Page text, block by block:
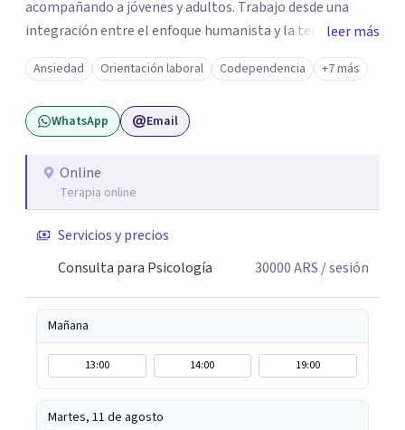
acompañando a jóvenes y adultos. Trabajo desde una
integración entre el enfoque humanista y la terapia
cognitivo-conductual (TCC), combinando una escucha
profunda, empática y sin juicios, con herramientas con
herramientas psicológicas que ayudan a reconocer
patrones, resignificar experiencias y construir cambios
puedas no solo sentirte escuchado/a, sino también
comprender lo que te pasa, identificar patrones que
afrontarlo.
leer más
Ansiedad Orientación laboral Codependencia +7 más
WhatsApp Email
Online
Terapia online
Servicios y precios
Consulta para Psicología
30000ARS / sesión
Mañana
13:00 14:00 19:00
Martes, 11 de agosto